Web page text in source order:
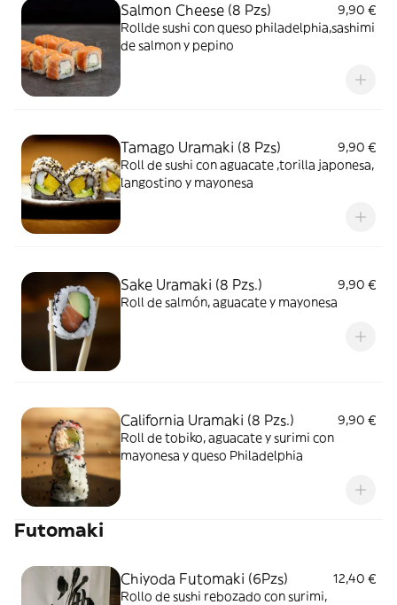
Salmon Cheese (8 Pzs)
9,90 €
Rollde sushi con queso philadelphia,sashimi
de salmon y pepino
Tamago Uramaki (8 Pzs)
9,90 €
Roll de sushi con aguacate ,torilla japonesa,
langostino y mayonesa
Sake Uramaki (8 Pzs.)
9,90 €
Roll de salmón, aguacate y mayonesa
California Uramaki (8 Pzs.)
9,90 €
Roll de tobiko, aguacate y surimi con
mayonesa y queso Philadelphia
Futomaki
Chiyoda Futomaki (6Pzs)
12,40 €
Rollo de sushi rebozado con surimi,